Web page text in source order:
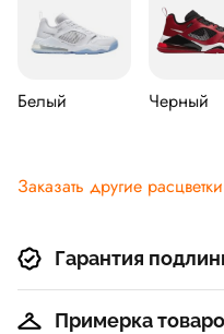
Белый Черный
Заказать другие
Гарантия
Примерка